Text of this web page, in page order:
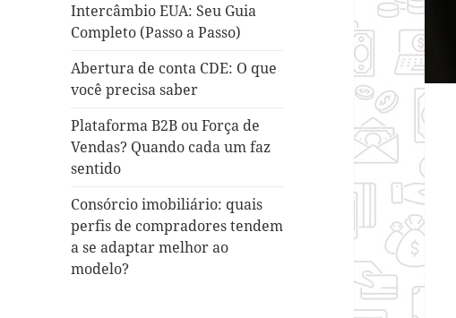
Intercâmbio EUA: Seu Guia
Completo (Passo a Passo)
Abertura de conta CDE: O que
você precisa saber
Plataforma B2B ou Força de
Vendas? Quando cada um faz
sentido
Consórcio imobiliário: quais
perfis de compradores tendem
a se adaptar melhor ao
modelo?